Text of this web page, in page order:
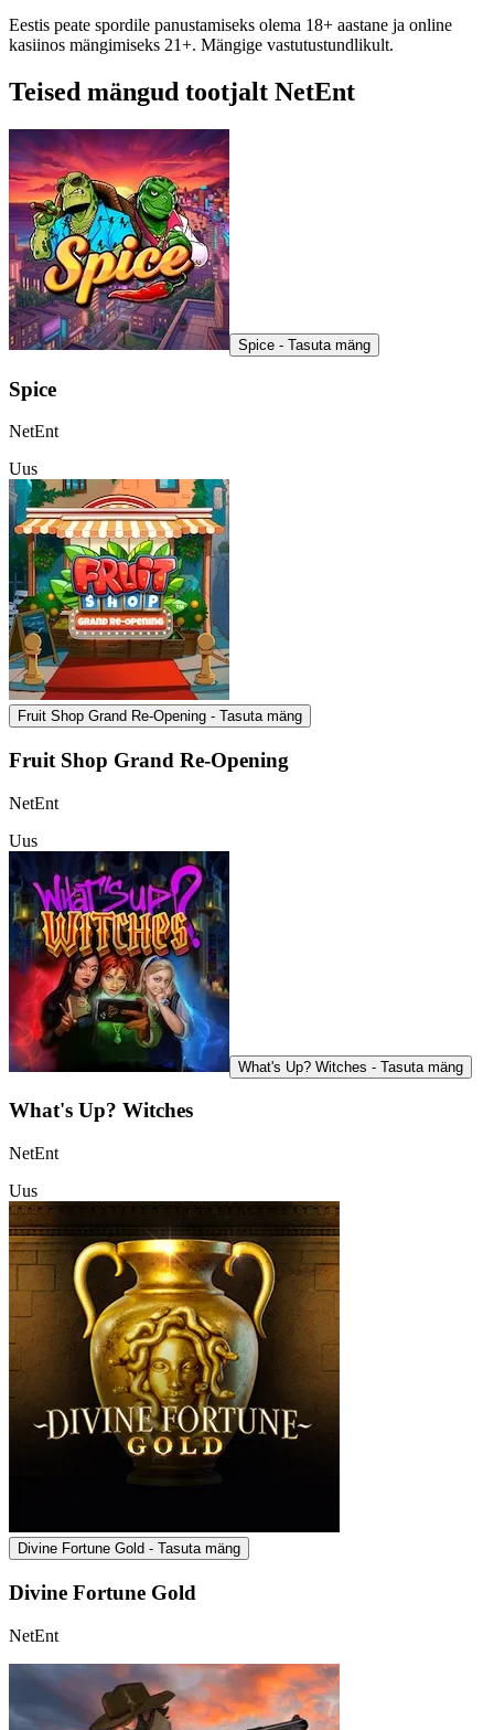
Eestis peate spordile panustamiseks olema 18+ aastane ja online
kasiinos mängimiseks 21+. Mängige vastutustundlikult.
Teised mängud tootjalt NetEnt
Spice - Tasuta mäng
Spice
NetEnt
Uus
Fruit Shop Grand Re-Opening - Tasuta mäng
Fruit Shop Grand Re-Opening
NetEnt
Uus
What's Up? Witches - Tasuta mäng
What's Up? Witches
NetEnt
Uus
Divine Fortune Gold - Tasuta mäng
Divine Fortune Gold
NetEnt